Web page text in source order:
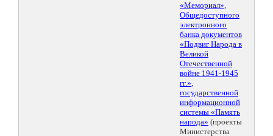
«Мемориал»,
Общедоступного
электронного
банка документов
«Подвиг Народа в
Великой
Отечественной
войне 1941-1945
гг.»,
государственной
информационной
системы «Память
народа» (проекты
Министерства